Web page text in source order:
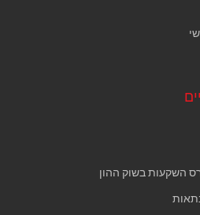
השקעות בשוק ההון